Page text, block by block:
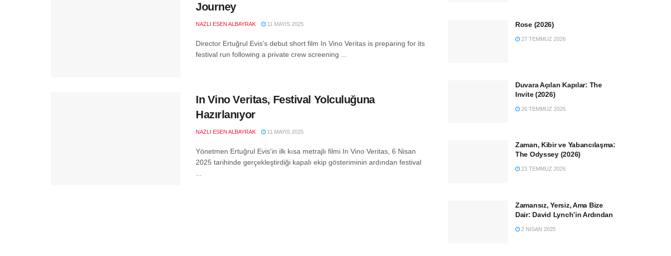
Journey
NAZLI ESEN ALBAYRAK 11 MAYIS 2025
Director Ertuğrul Evis's debut short film In Vino Veritas is preparing for its
festival run following a private crew screening ...
In Vino Veritas, Festival Yolculuğuna
Hazırlanıyor
NAZLI ESEN ALBAYRAK 11 MAYIS 2025
Yönetmen Ertuğrul Evis'in ilk kısa metrajlı filmi In Vino Veritas, 6 Nisan
2025 tarihinde gerçekleştirdiği kapalı ekip gösteriminin ardından festival
Rose (2026)
27 TEMMUZ 2026
Duvara Açılan Kapılar: The
Invite (2026)
26 TEMMUZ 2026
Zaman, Kibir ve Yabancılaşma:
The Odyssey (2026)
23 TEMMUZ 2026
Zamansız, Yersiz, Ama Bize
Dair: David Lynch’in Ardından
2 NISAN 2025